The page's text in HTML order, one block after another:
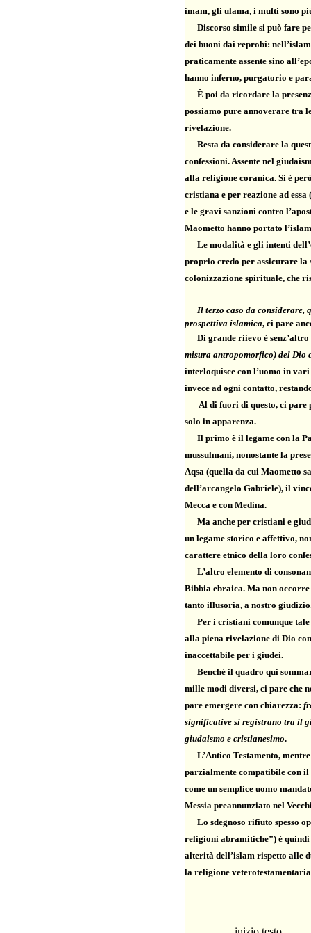
imam, gli ulama, i mufti sono
Discorso simile si può fare
dei buoni dai reprobi:
praticamente assente sino
hanno inferno, purgatorio e
È poi da ricordare la
possiamo pure annoverare tra
rivelazione.
Resta da considerare la
confessioni. Assente nel
alla religione coranica. Si è
cristiana e per reazione ad
e le gravi sanzioni contro
Maometto hanno portato
Le modalità e gli intenti
proprio credo per assicurare la
colonizzazione spirituale, che
Il terzo caso da considerare,
prospettiva islamica, ci pare
Di grande riievo è
misura antropomorfico) del Dio
interloquisce con l’uomo in
invece ad ogni contatto,
Al di fuori di questo, ci pare
solo in apparenza.
Il primo è il legame con la
mussulmani, nonostante la
Aqsa (quella da cui Maometto
dell’arcangelo Gabriele), il
Mecca e con Medina.
Ma anche per cristiani e
un legame storico e affettivo,
carattere etnico della loro
L’altro elemento di
Bibbia ebraica. Ma non
tanto illusoria, a nostro
Per i cristiani comunque tale
alla piena rivelazione di Dio
inaccettabile per i giudei.
Benché il quadro qui
mille modi diversi, ci pare che
pare emergere con chiarezza:
significative si registrano tra il
giudaismo e cristianesimo.
L’Antico Testamento,
parzialmente compatibile con il
come un semplice uomo
Messia preannunziato nel
Lo sdegnoso rifiuto spesso
religioni abramitiche”) è quindi
alterità dell’islam rispetto alle
la religione